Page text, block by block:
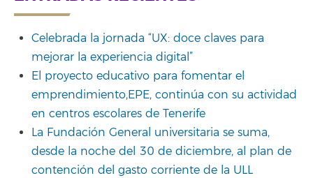
Celebrada la jornada “UX: doce claves para
mejorar la experiencia digital”
El proyecto educativo para fomentar el
emprendimiento,EPE, continúa con su actividad
en centros escolares de Tenerife
La Fundación General universitaria se suma,
desde la noche del 30 de diciembre, al plan de
contención del gasto corriente de la ULL